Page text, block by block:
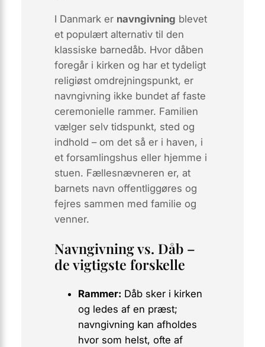
I Danmark er navngivning blevet
et populært alternativ til den
klassiske barnedåb. Hvor dåben
foregår i kirken og har et tydeligt
religiøst omdrejningspunkt, er
navngivning ikke bundet af faste
ceremonielle rammer. Familien
vælger selv tidspunkt, sted og
indhold – om det så er i haven, i
et forsamlingshus eller hjemme i
stuen. Fællesnævneren er, at
barnets navn offentliggøres og
fejres sammen med familie og
venner.
Navngivning vs. Dåb –
de vigtigste forskelle
Rammer: Dåb sker i kirken
og ledes af en præst;
navngivning kan afholdes
hvor som helst, ofte af